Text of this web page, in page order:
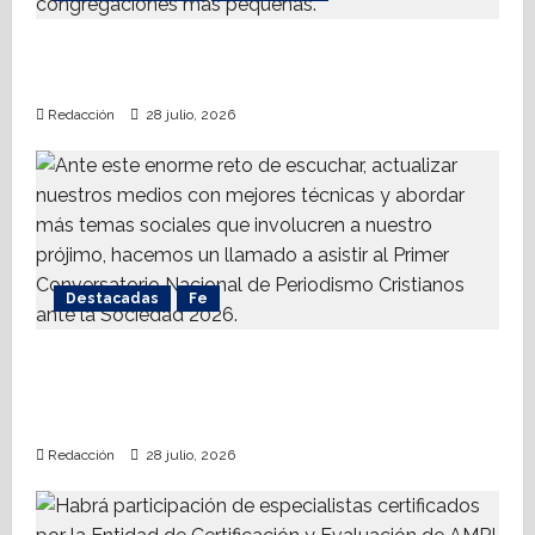
Redacción 28 julio, 2026
Destacadas Fe
Redacción 28 julio, 2026